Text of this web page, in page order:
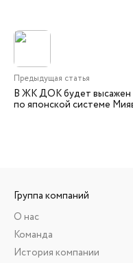
Предыдущая статья
В ЖК ДОК будет высажен
по японской системе
Группа компаний
О нас
Команда
История компании